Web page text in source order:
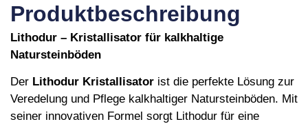
Produktbeschreibung
Lithodur – Kristallisator für kalkhaltige
Natursteinböden
Der Lithodur Kristallisator ist die perfekte Lösung zur
Veredelung und Pflege kalkhaltiger Natursteinböden. Mit
seiner innovativen Formel sorgt Lithodur für eine